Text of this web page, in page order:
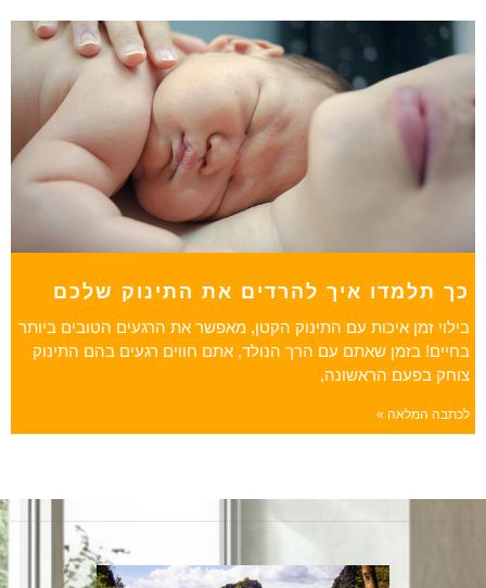
כך תלמדו איך להרדים את התינוק שלכם
בילוי זמן איכות עם התינוק הקטן, מאפשר את הרגעים הטובים ביותר
בחיים! בזמן שאתם עם הרך הנולד, אתם חווים רגעים בהם התינוק
צוחק בפעם הראשונה,
לכתבה המלאה »